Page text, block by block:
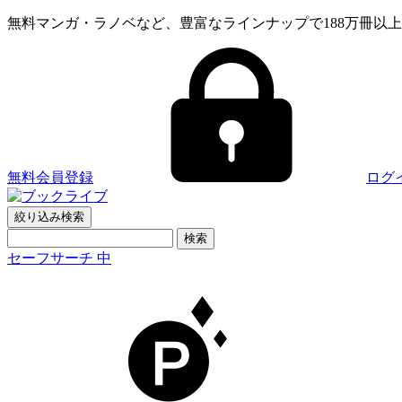
無料マンガ・ラノベなど、豊富なラインナップで188万冊以上
無料会員登録 ログ
絞り込み検索
セーフサーチ 中